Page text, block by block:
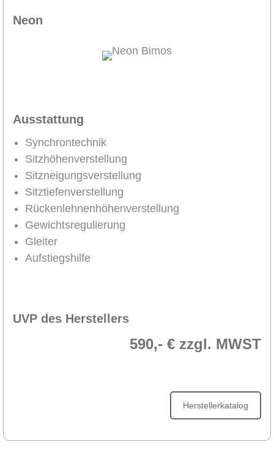
Neon
Ausstattung
Synchrontechnik
Sitzhöhenverstellung
Sitzneigungsverstellung
Sitztiefenverstellung
Rückenlehnenhöhenverstellung
Gewichtsregulierung
Gleiter
Aufstiegshilfe
UVP des Herstellers
590,- € zzgl. MWST
Herstellerkatalog